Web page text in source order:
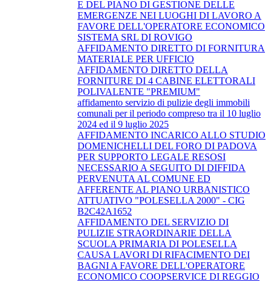
E DEL PIANO DI GESTIONE DELLE
EMERGENZE NEI LUOGHI DI LAVORO A
FAVORE DELL'OPERATORE ECONOMICO
SISTEMA SRL DI ROVIGO
AFFIDAMENTO DIRETTO DI FORNITURA
MATERIALE PER UFFICIO
AFFIDAMENTO DIRETTO DELLA
FORNITURE DI 4 CABINE ELETTORALI
POLIVALENTE "PREMIUM"
affidamento servizio di pulizie degli immobili
comunali per il periodo compreso tra il 10 luglio
2024 ed il 9 luglio 2025
AFFIDAMENTO INCARICO ALLO STUDIO
DOMENICHELLI DEL FORO DI PADOVA
PER SUPPORTO LEGALE RESOSI
NECESSARIO A SEGUITO DI DIFFIDA
PERVENUTA AL COMUNE ED
AFFERENTE AL PIANO URBANISTICO
ATTUATIVO "POLESELLA 2000" - CIG
B2C42A1652
AFFIDAMENTO DEL SERVIZIO DI
PULIZIE STRAORDINARIE DELLA
SCUOLA PRIMARIA DI POLESELLA
CAUSA LAVORI DI RIFACIMENTO DEI
BAGNI A FAVORE DELL'OPERATORE
ECONOMICO COOPSERVICE DI REGGIO